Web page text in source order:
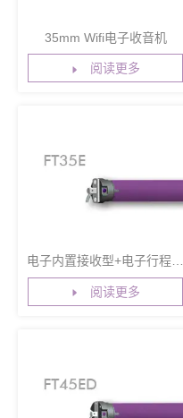
35mm Wifi电子收音机
阅读更多
电子内置接收型+电子行程限
位
阅读更多